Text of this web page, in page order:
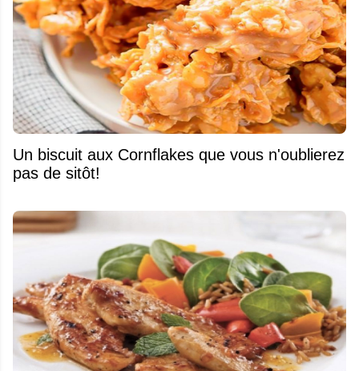
Un biscuit aux Cornflakes que vous n'oublierez
pas de sitôt!